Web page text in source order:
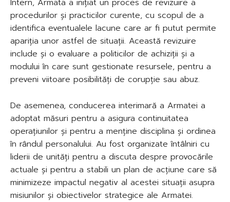
procedurilor și practicilor curente, cu scopul de a
identifica eventualele lacune care ar fi putut permite
apariția unor astfel de situații. Această revizuire
include și o evaluare a politicilor de achiziții și a
modului în care sunt gestionate resursele, pentru a
preveni viitoare posibilități de corupție sau abuz.
De asemenea, conducerea interimară a Armatei a
adoptat măsuri pentru a asigura continuitatea
operațiunilor și pentru a menține disciplina și ordinea
în rândul personalului. Au fost organizate întâlniri cu
liderii de unități pentru a discuta despre provocările
actuale și pentru a stabili un plan de acțiune care să
minimizeze impactul negativ al acestei situații asupra
misiunilor și obiectivelor strategice ale Armatei.